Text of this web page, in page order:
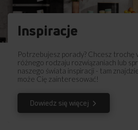
Inspiracje
Potrzebujesz porady? Chcesz trochę
różnego rodzaju rozwiązaniach lub
naszego świata inspiracji - tam
może Cię zainteresować!
Dowiedz się więcej